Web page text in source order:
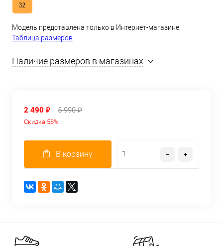
32
Модель представлена только в Интернет-магазине.
Таблица размеров
Наличие размеров в магазинах
2 490 ₽ 5 990 ₽
Скидка 58%
В корзину